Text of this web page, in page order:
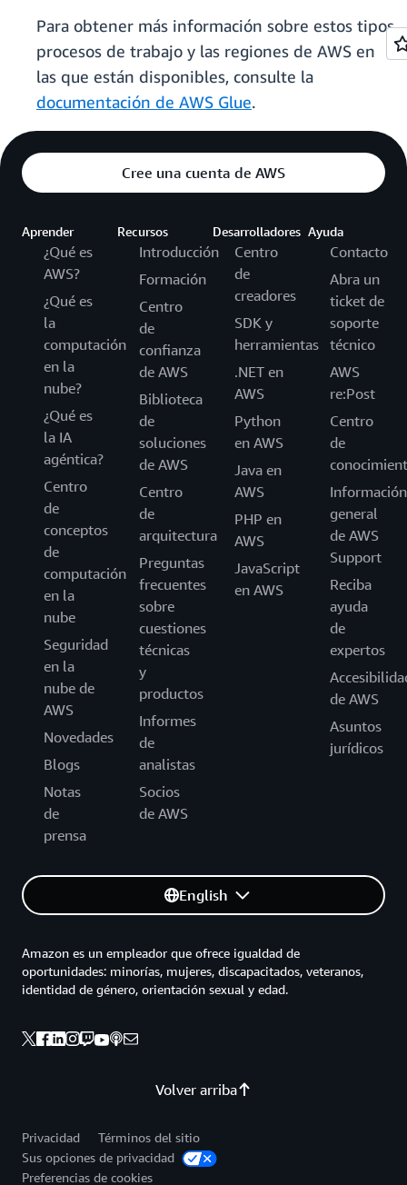
Para obtener más información sobre estos tipos
procesos de trabajo y las regiones de AWS en
las que están disponibles, consulte la
documentación de AWS Glue.
Cree una cuenta de AWS
Aprender
¿Qué es
AWS?
¿Qué es
la
computación
en la
nube?
¿Qué es
la IA
agéntica?
Centro
de
conceptos
de
computación
en la
nube
Seguridad
en la
nube de
AWS
Novedades
Blogs
Notas
de
prensa
Recursos
Introducción
Formación
Centro
de
confianza
de AWS
Biblioteca
de
soluciones
de AWS
Centro
de
arquitectura
Preguntas
frecuentes
sobre
cuestiones
técnicas
y
productos
Informes
de
analistas
Socios
de AWS
Desarrolladores
Centro
de
creadores
SDK y
herramientas
.NET en
AWS
Python
en AWS
Java en
AWS
PHP en
AWS
JavaScript
en AWS
Ayuda
Contacto
Abra un
ticket de
soporte
técnico
AWS
re:Post
Centro
de
Información
general
de AWS
Support
Reciba
ayuda
de
expertos
de AWS
Asuntos
jurídicos
English
Volver arriba
Amazon es un empleador que ofrece igualdad de
oportunidades: minorías, mujeres, discapacitados, veteranos,
identidad de género, orientación sexual y edad.
Privacidad
Términos del sitio
Sus opciones de privacidad
Preferencias de cookies